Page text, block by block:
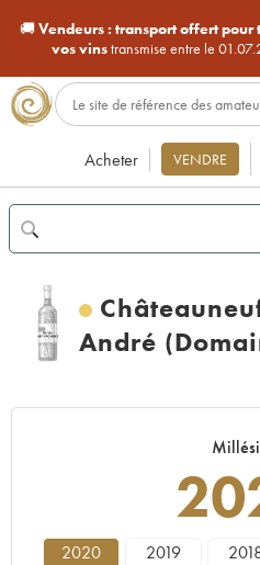
🚚Vendeurs : transport offert pour
vos vinstransmise entre le
Acheter VENDRE
André
2020 2019